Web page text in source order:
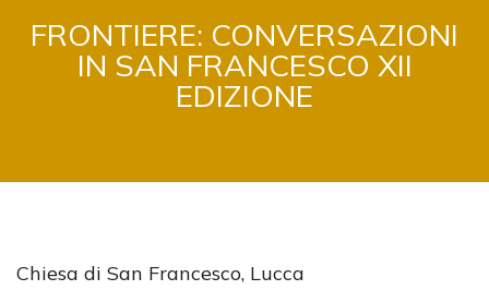
FRONTIERE: CONVERSAZIONI
IN SAN FRANCESCO XII
EDIZIONE
​Chiesa di San Francesco, Lucca